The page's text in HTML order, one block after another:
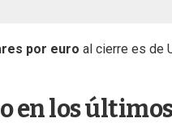
por euro al cierre es de
en los